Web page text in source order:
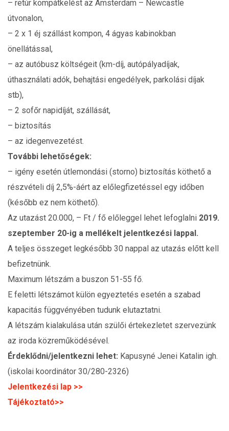
– retúr kompátkelést az Amsterdam – Newcastle
útvonalon,
– 2 x 1 éj szállást kompon, 4 ágyas kabinokban
önellátással,
– az autóbusz költségeit (km-díj, autópályadíjak,
úthasználati adók, behajtási engedélyek, parkolási díjak
stb),
– 2 sofőr napidíját, szállását,
– biztosítás
– az idegenvezetést.
További lehetőségek:
– igény esetén útlemondási (storno) biztosítás köthető a
részvételi díj 2,5%-áért az előlegfizetéssel egy időben
(később ez nem köthető).
Az utazást 20.000, – Ft / fő előleggel lehet lefoglalni 2019.
szeptember 20-ig a mellékelt jelentkezési lappal.
A teljes összeget legkésőbb 30 nappal az utazás előtt kell
befizetnünk.
Maximum létszám a buszon 51-55 fő.
E feletti létszámot külön egyeztetés esetén a szabad
kapacitás függvényében tudunk elutaztatni.
A létszám kialakulása után szülői értekezletet szervezünk
az iroda közreműködésével.
Érdeklődni/jelentkezni lehet: Kapusyné Jenei Katalin igh.
(iskolai koordinátor 30/280-2326)
Jelentkezési lap >>
Tájékoztató>>